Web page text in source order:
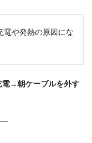
電や発熱の原因にな
電→朝ケーブルを外す